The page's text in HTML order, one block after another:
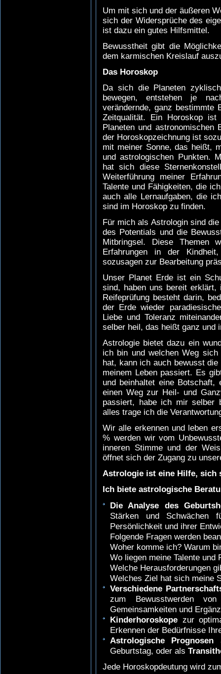
Um mit sich und der äußeren
sich der Widersprüche des
ist dazu ein gutes Hilfsmittel.
Bewusstheit gibt die
dem karmischen Kreislauf
Das Horoskop
Da sich die Planeten
bewegen, entstehen je
verändernde, ganz bestimmte
Zeitqualität. Ein Horoskop ist
Planeten und astronomischen
der Horoskopzeichnung ist
mit meiner Sonne, das heißt,
und astrologischen Punkten.
hat sich diese
Weiterführung meiner
Talente und Fähigkeiten, die
auch alle Lernaufgaben, die
sind im Horoskop zu finden.
Für mich als Astrologin sind
des Potentials und die
Mitbringsel. Diese Themen
Erfahrungen in der
sozusagen zur Bearbeitung
Unser Planet Erde ist ein
sind, haben uns bereit
Reifeprüfung besteht darin,
der Erde wieder
Liebe und Toleranz
selber heil, das heißt ganz und
Astrologie bietet dazu ein
ich bin und welchen Weg sich
hat, kann ich auch bewusst
meinem Leben passiert. Es
und beinhaltet eine
einen Weg zur Heil- und
passiert, habe ich mir selber
alles trage ich die
Wir alle erkennen und leben
% werden wir vom
inneren Stimme und der
öffnet sich der Zugang zu
Astrologie ist eine Hilfe, sich
Ich biete astrologische
Die Analyse des
Stärken und Schwächen
Persönlichkeit und ihrer
Folgende Fragen werden
Woher komme ich? Warum
Wo liegen meine Talente und
Welche Herausforderungen
Welches Ziel hat sich meine
Verschiedene
zum Bewusstwerden
Gemeinsamkeiten und
Kinderhoroskope zur
Erkennen der Bedürfnisse
Astrologische Prognosen
Geburtstag, oder als
Jede Horoskopdeutung wird